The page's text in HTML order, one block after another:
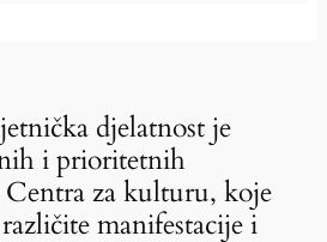
djelatnost je
i prioritetnih
za kulturu, koje
manifestacije i